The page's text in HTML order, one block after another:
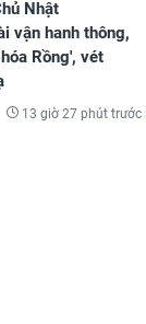
Nhật
vận hanh thông,
Rồng', vét
13 giờ 27 phút trước